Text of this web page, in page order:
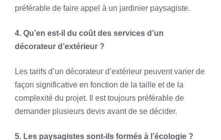
préférable de faire appel à un jardinier paysagiste.
4. Qu’en est-il du coût des services d’un
décorateur d’extérieur ?
Les tarifs d’un décorateur d’extérieur peuvent varier de
façon significative en fonction de la taille et de la
complexité du projet. Il est toujours préférable de
demander plusieurs devis avant de se décider.
5. Les paysagistes sont-ils formés à l’écologie ?